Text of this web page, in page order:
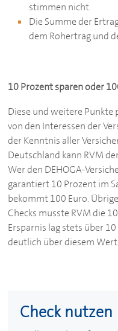
stimmen nicht.
Die Summe der
dem Rohertrag und
10 Prozent sparen oder
Diese und weitere Punkte
von den Interessen der
der Kenntnis aller
Deutschland kann RVM
Wer den DEHOGA-
garantiert 10 Prozent im
bekommt 100 Euro.
Checks musste RVM die
Ersparnis lag stets über
deutlich über diesem Wert.
Check nutzen